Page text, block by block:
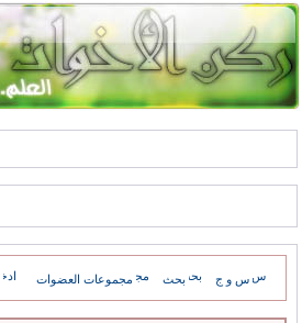
س و ج بحث مجموعات العضوات